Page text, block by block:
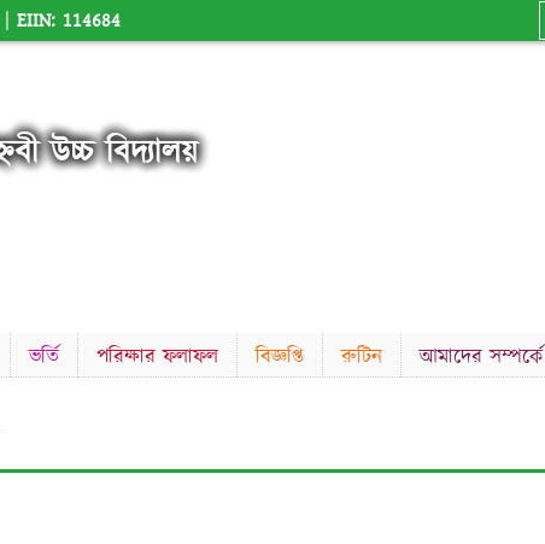
| EIIN: 114684
উচ্চ বিদ্যালয়
ভর্তি পরিক্ষার ফলাফল বিজ্ঞপ্তি রুটিন আমাদের সম্পর্কে